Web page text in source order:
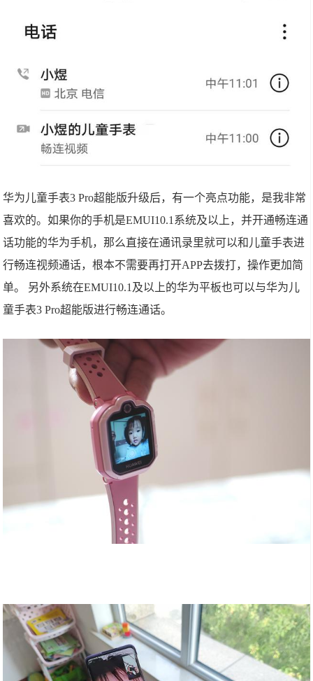
华为儿童手表3 Pro超能版升级后，有一个亮点功能，是我非常
喜欢的。如果你的手机是EMUI10.1系统及以上，并开通畅连通
话功能的华为手机，那么直接在通讯录里就可以和儿童手表进
行畅连视频通话，根本不需要再打开APP去拨打，操作更加简
单。 另外系统在EMUI10.1及以上的华为平板也可以与华为儿
童手表3 Pro超能版进行畅连通话。